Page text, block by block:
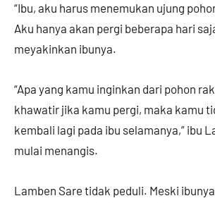
“Ibu, aku harus menemukan ujung
Aku hanya akan pergi beberapa hari
meyakinkan ibunya.
“Apa yang kamu inginkan dari pohon
khawatir jika kamu pergi, maka kamu
kembali lagi pada ibu selamanya,” ibu
mulai menangis.
Lamben Sare tidak peduli. Meski